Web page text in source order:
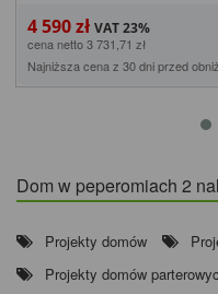
4 590 zł
cena netto 3 731,71 zł
Najniższa cena z 30 dni przed
Dom w peperomiach 2
Projekty domów
Projekty domów